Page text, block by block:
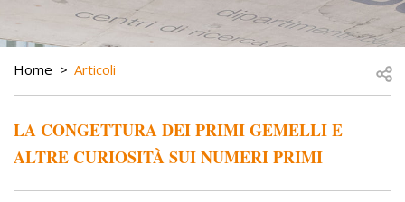
BREADCRUMB
Home Articoli
LA CONGETTURA DEI PRIMI GEMELLI E
ALTRE CURIOSITÀ SUI NUMERI PRIMI